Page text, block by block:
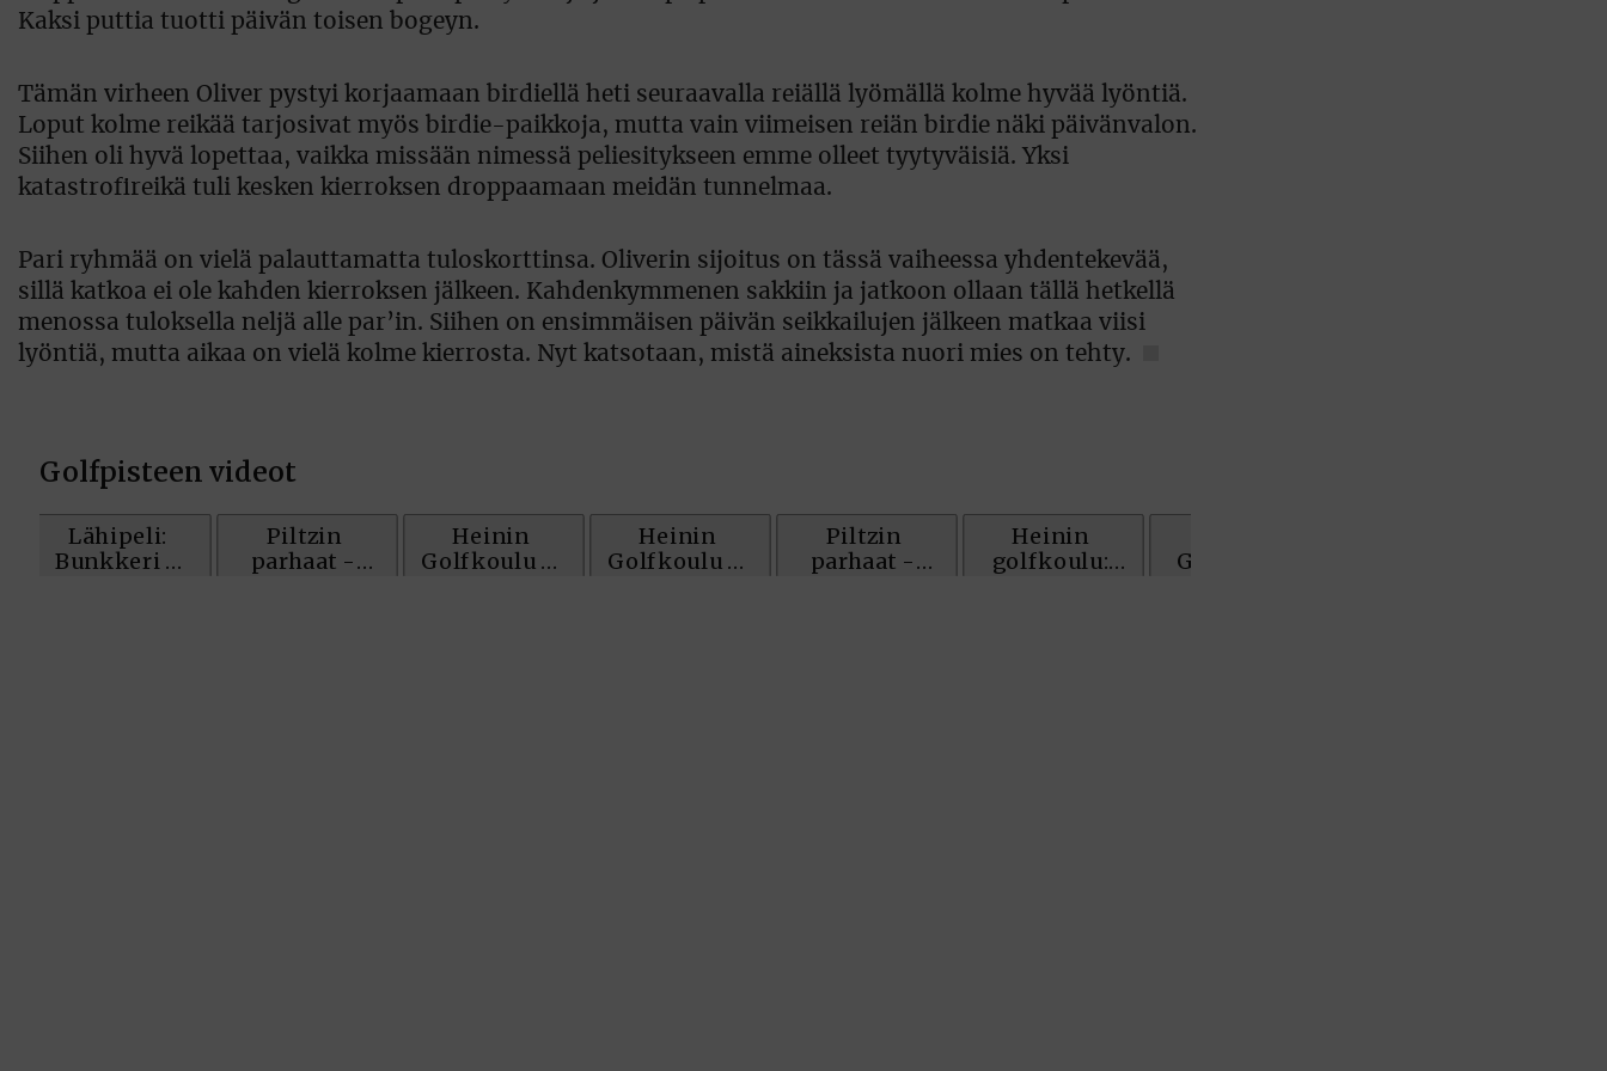
Kaksi puttia tuotti päivän toisen bogeyn.
Tämän virheen Oliver pystyi korjaamaan birdiellä heti seuraavalla reiällä lyömällä kolme hyvää lyöntiä.
Loput kolme reikää tarjosivat myös birdie-paikkoja, mutta vain viimeisen reiän birdie näki päivänvalon.
Siihen oli hyvä lopettaa, vaikka missään nimessä peliesitykseen emme olleet tyytyväisiä. Yksi
katastrofireikä tuli kesken kierroksen droppaamaan meidän tunnelmaa.
Pari ryhmää on vielä palauttamatta tuloskorttinsa. Oliverin sijoitus on tässä vaiheessa yhdentekevää,
sillä katkoa ei ole kahden kierroksen jälkeen. Kahdenkymmenen sakkiin ja jatkoon ollaan tällä hetkellä
menossa tuloksella neljä alle par’in. Siihen on ensimmäisen päivän seikkailujen jälkeen matkaa viisi
lyöntiä, mutta aikaa on vielä kolme kierrosta. Nyt katsotaan, mistä aineksista nuori mies on tehty.